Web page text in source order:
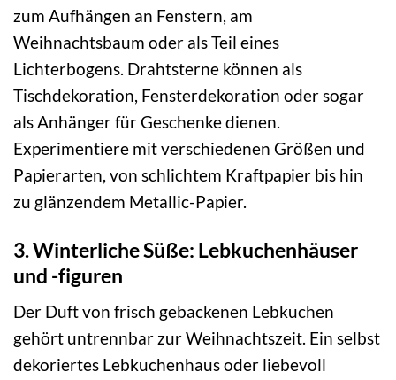
zum Aufhängen an Fenstern, am
Weihnachtsbaum oder als Teil eines
Lichterbogens. Drahtsterne können als
Tischdekoration, Fensterdekoration oder sogar
als Anhänger für Geschenke dienen.
Experimentiere mit verschiedenen Größen und
Papierarten, von schlichtem Kraftpapier bis hin
zu glänzendem Metallic-Papier.
3. Winterliche Süße: Lebkuchenhäuser
und -figuren
Der Duft von frisch gebackenen Lebkuchen
gehört untrennbar zur Weihnachtszeit. Ein selbst
dekoriertes Lebkuchenhaus oder liebevoll